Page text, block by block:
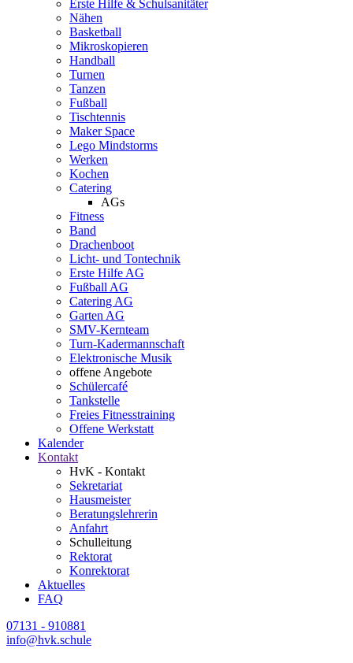
Erste Hilfe & Schulsanitäter
Nähen
Basketball
Mikroskopieren
Handball
Turnen
Tanzen
Fußball
Tischtennis
Maker Space
Lego Mindstorms
Werken
Kochen
Catering
AGs
Fitness
Band
Drachenboot
Licht- und Tontechnik
Erste Hilfe AG
Fußball AG
Catering AG
Garten AG
SMV-Kernteam
Turn-Kadermannschaft
Elektronische Musik
offene Angebote
Schülercafé
Tankstelle
Freies Fitnesstraining
Offene Werkstatt
Kalender
Kontakt
HvK - Kontakt
Sekretariat
Hausmeister
Beratungslehrerin
Anfahrt
Schulleitung
Rektorat
Konrektorat
Aktuelles
FAQ
07131 - 910881
info@hvk.schule